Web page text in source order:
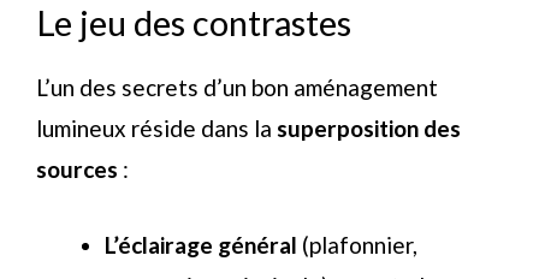
Le jeu des contrastes
L’un des secrets d’un bon aménagement
lumineux réside dans la superposition des
sources :
L’éclairage général (plafonnier,